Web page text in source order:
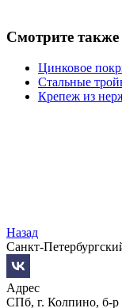
Смотрите также
Цинковое
Стальные
Крепеж из
Назад
Санкт-
Адрес
СПб, г. Колпино, б-р